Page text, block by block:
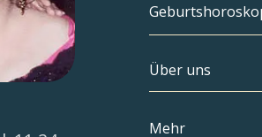
Fische
Widder
Stier
Über uns
Mehr